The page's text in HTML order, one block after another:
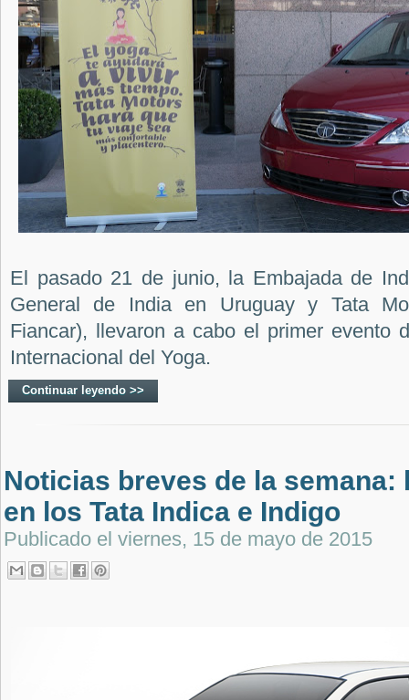
El pasado 21 de junio, la Embajada de
General de India en Uruguay y Tata
Fiancar), llevaron a cabo el primer evento
Internacional del Yoga.
Continuar leyendo >>
Noticias breves de la semana:
en los Tata Indica e Indigo
Publicado el viernes, 15 de mayo de 2015